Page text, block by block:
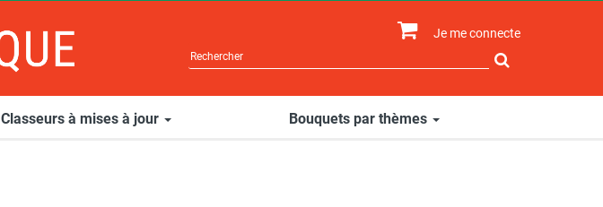
Je me connecte
Classeurs à mises à jour Bouquets par thèmes